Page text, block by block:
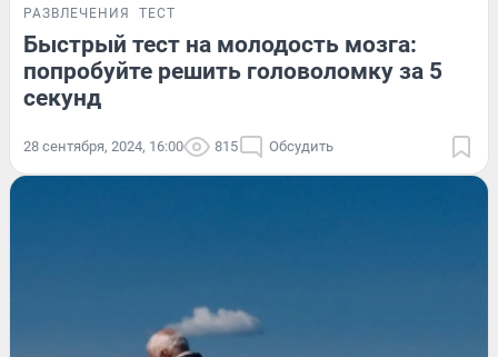
РАЗВЛЕЧЕНИЯ ТЕСТ
Быстрый тест на молодость мозга:
попробуйте решить головоломку за 5
секунд
28 сентября, 2024, 16:00 815 Обсудить